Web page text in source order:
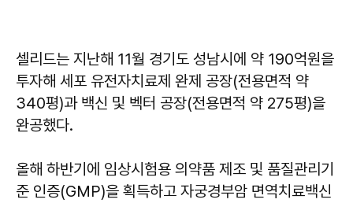
셀리드는 지난해 11월 경기도 성남시에 약 190억원을
투자해 세포 유전자치료제 완제 공장(전용면적 약
340평)과 백신 및 벡터 공장(전용면적 약 275평)을
완공했다.
올해 하반기에 임상시험용 의약품 제조 및 품질관리기
준 인증(GMP)을 획득하고 자궁경부암 면역치료백신